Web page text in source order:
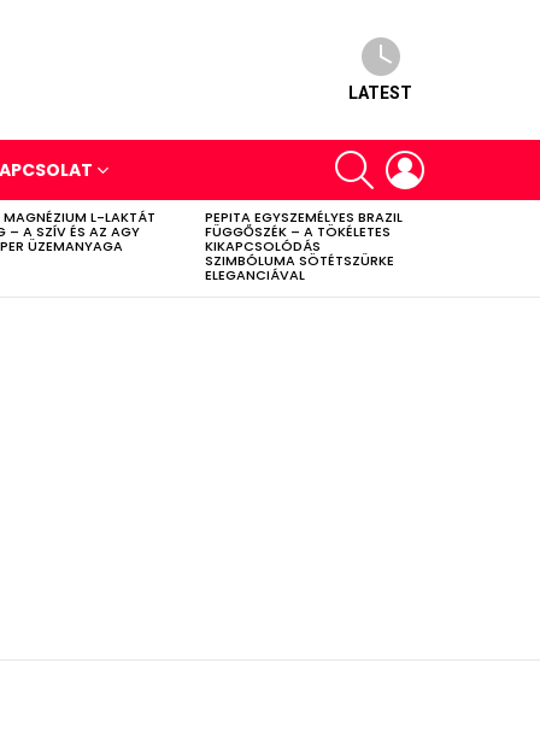
LATEST
SEARCH
MAGNÉZIUM L-LAKTÁT
– A SZÍV ÉS AZ AGY
ÜZEMANYAGA
PEPITA EGYSZEMÉLYES BRAZIL
FÜGGŐSZÉK – A TÖKÉLETES
KIKAPCSOLÓDÁS
SZIMBÓLUMA SÖTÉTSZÜRKE
ELEGANCIÁVAL